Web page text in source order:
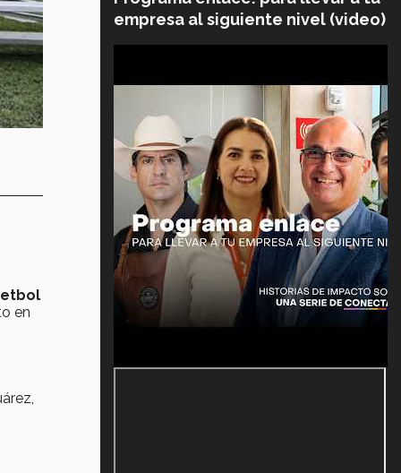
en
empresa al siguiente nivel (video)